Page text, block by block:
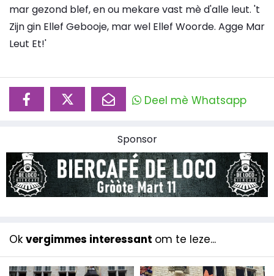
mar gezond blef, en ou mekare vast mè d'alle leut. 't
Zijn gin Ellef Gebooje, mar wel Ellef Woorde. Agge Mar
Leut Et!'
Deel mè Whatsapp
Sponsor
Ok vergimmes interessant om te leze...